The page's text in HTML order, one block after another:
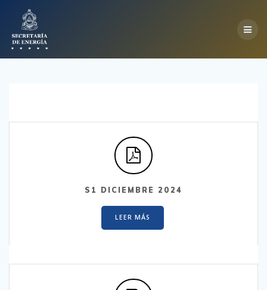
S1 DICIEMBRE 2024
LEER MÁS